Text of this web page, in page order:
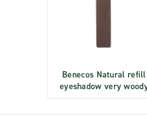
Benecos Natural refill
eyeshadow very